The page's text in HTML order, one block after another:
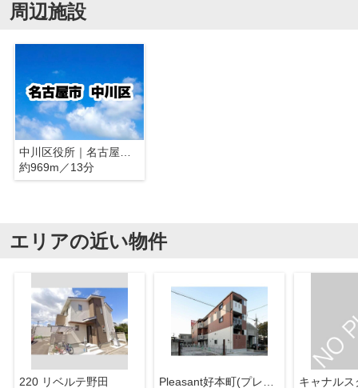
周辺施設
中川区役所｜名古屋市中川区
約969m／13分
エリアの近い物件
220 リベルテ野田 キャナルス